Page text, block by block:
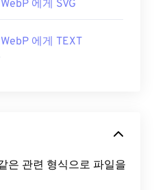
WebP 에게 SVG
WebP 에게 TEXT
은 관련 형식으로 파일을